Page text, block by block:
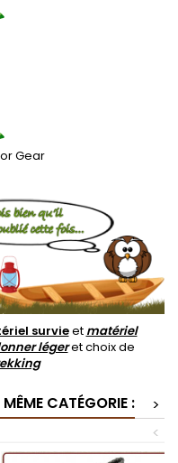
Gear
survieet matériel
légeret choix de
CATÉGORIE :
>
<